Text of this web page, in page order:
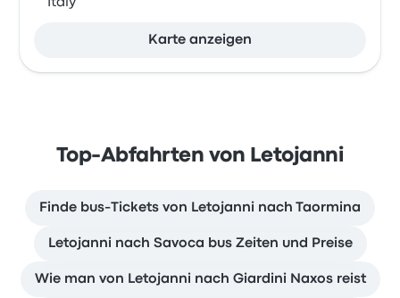
Italy
Karte anzeigen
Top-Abfahrten von Letojanni
Finde bus-Tickets von Letojanni nach Taormina
Letojanni nach Savoca bus Zeiten und Preise
Wie man von Letojanni nach Giardini Naxos reist